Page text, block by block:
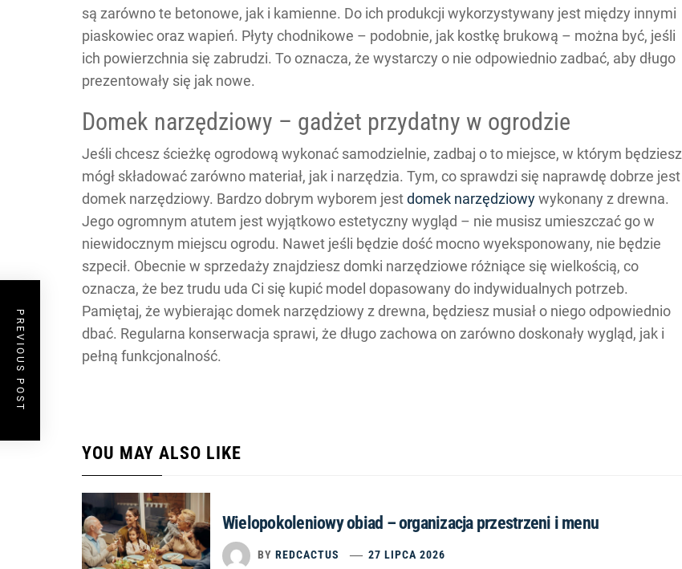
są zarówno te betonowe, jak i kamienne. Do ich produkcji wykorzystywany jest między innymi
piaskowiec oraz wapień. Płyty chodnikowe – podobnie, jak kostkę brukową – można być, jeśli
ich powierzchnia się zabrudzi. To oznacza, że wystarczy o nie odpowiednio zadbać, aby długo
prezentowały się jak nowe.
Domek narzędziowy – gadżet przydatny w ogrodzie
Jeśli chcesz ścieżkę ogrodową wykonać samodzielnie, zadbaj o to miejsce, w którym będziesz
mógł składować zarówno materiał, jak i narzędzia. Tym, co sprawdzi się naprawdę dobrze jest
domek narzędziowy. Bardzo dobrym wyborem jestdomek narzędziowywykonany z drewna.
Jego ogromnym atutem jest wyjątkowo estetyczny wygląd – nie musisz umieszczać go w
niewidocznym miejscu ogrodu. Nawet jeśli będzie dość mocno wyeksponowany, nie będzie
szpecił. Obecnie w sprzedaży znajdziesz domki narzędziowe różniące się wielkością, co
oznacza, że bez trudu uda Ci się kupić model dopasowany do indywidualnych potrzeb.
Pamiętaj, że wybierając domek narzędziowy z drewna, będziesz musiał o niego odpowiednio
dbać. Regularna konserwacja sprawi, że długo zachowa on zarówno doskonały wygląd, jak i
pełną funkcjonalność.
YOU MAY ALSO LIKE
Wielopokoleniowy obiad – organizacja przestrzeni i menu
BY REDCACTUS 27 LIPCA 2026
PREVIOUS POST